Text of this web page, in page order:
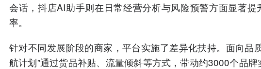
会话，抖店AI助手则在日常经营分析与风险预警方面显著提
率。
针对不同发展阶段的商家，平台实施了差异化扶持。面向品
航计划”通过货品补贴、流量倾斜等方式，带动约3000个品牌